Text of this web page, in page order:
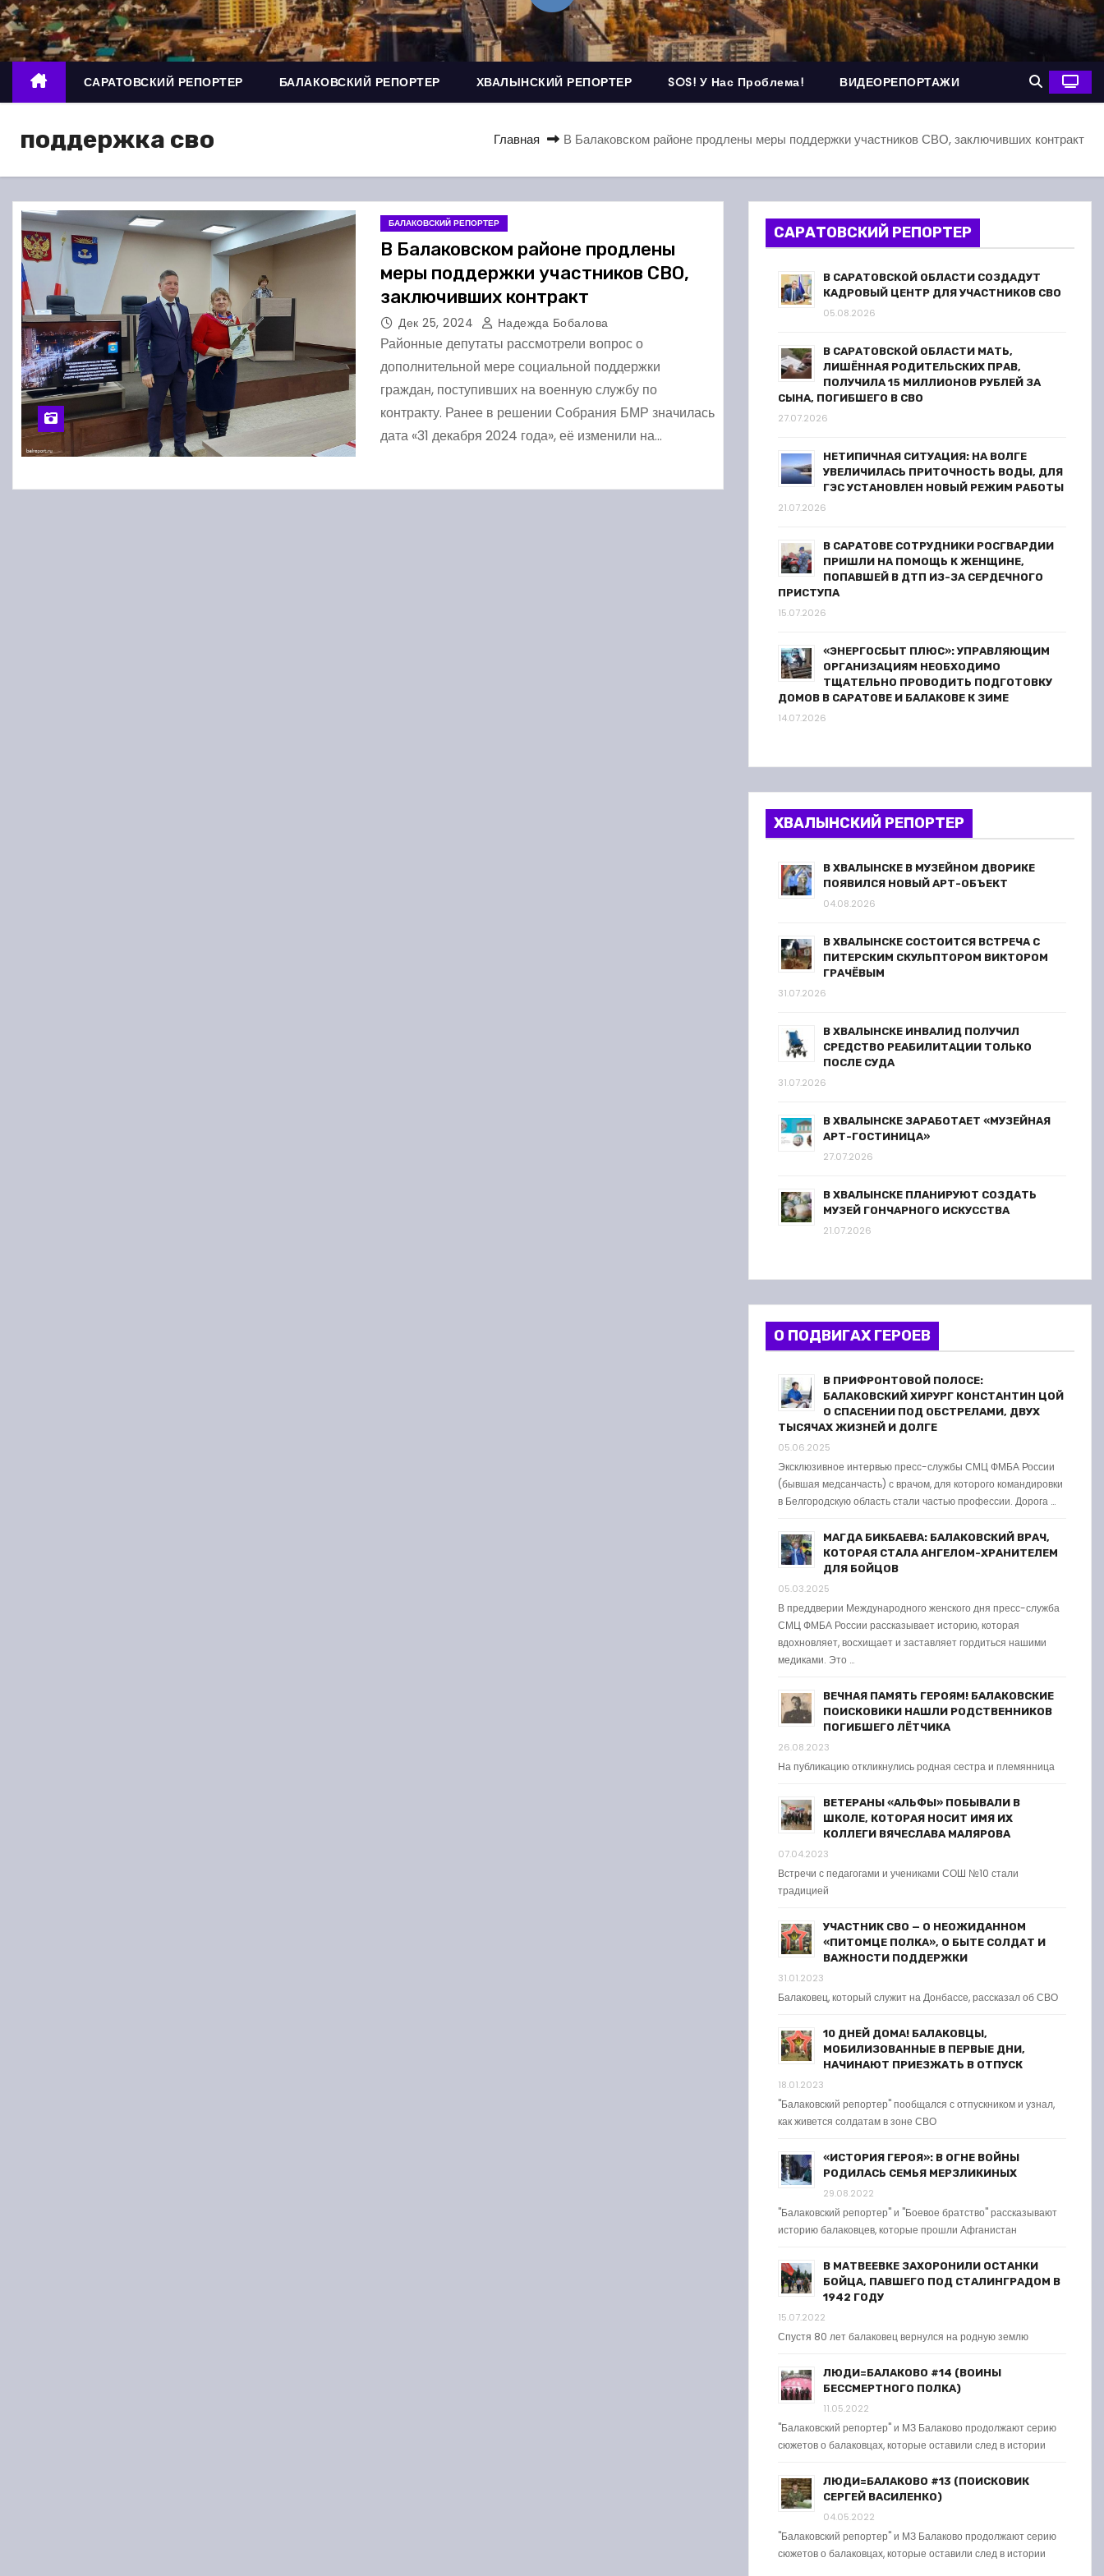
о
м
у
САРАТОВСКИЙ РЕПОРТЕР БАЛАКОВСКИЙ РЕПОРТЕР ХВАЛЫНСКИЙ РЕПОРТЕР SOS! У Нас Проблема! ВИДЕОРЕПОРТАЖИ
поддержка сво Главная В Балаковском районе продлены меры поддержки участников СВО, заключивших контракт
БАЛАКОВСКИЙ РЕПОРТЕР
В Балаковском районе продлены
меры поддержки участников СВО,
заключивших контракт
Дек 25, 2024 Надежда Бобалова
Районные депутаты рассмотрели вопрос о
дополнительной мере социальной поддержки
граждан, поступивших на военную службу по
контракту. Ранее в решении Собрания БМР значилась
дата «31 декабря 2024 года», её изменили на…
САРАТОВСКИЙ РЕПОРТЕР
В САРАТОВСКОЙ ОБЛАСТИ СОЗДАДУТ
КАДРОВЫЙ ЦЕНТР ДЛЯ УЧАСТНИКОВ СВО
05.08.2026
В САРАТОВСКОЙ ОБЛАСТИ МАТЬ,
ЛИШЁННАЯ РОДИТЕЛЬСКИХ ПРАВ,
ПОЛУЧИЛА 15 МИЛЛИОНОВ РУБЛЕЙ ЗА
СЫНА, ПОГИБШЕГО В СВО
27.07.2026
НЕТИПИЧНАЯ СИТУАЦИЯ: НА ВОЛГЕ
УВЕЛИЧИЛАСЬ ПРИТОЧНОСТЬ ВОДЫ, ДЛЯ
ГЭС УСТАНОВЛЕН НОВЫЙ РЕЖИМ РАБОТЫ
21.07.2026
В САРАТОВЕ СОТРУДНИКИ РОСГВАРДИИ
ПРИШЛИ НА ПОМОЩЬ К ЖЕНЩИНЕ,
ПОПАВШЕЙ В ДТП ИЗ-ЗА СЕРДЕЧНОГО
ПРИСТУПА
15.07.2026
«ЭНЕРГОСБЫТ ПЛЮС»: УПРАВЛЯЮЩИМ
ОРГАНИЗАЦИЯМ НЕОБХОДИМО
ТЩАТЕЛЬНО ПРОВОДИТЬ ПОДГОТОВКУ
ДОМОВ В САРАТОВЕ И БАЛАКОВЕ К ЗИМЕ
14.07.2026
ХВАЛЫНСКИЙ РЕПОРТЕР
В ХВАЛЫНСКЕ В МУЗЕЙНОМ ДВОРИКЕ
ПОЯВИЛСЯ НОВЫЙ АРТ-ОБЪЕКТ
04.08.2026
В ХВАЛЫНСКЕ СОСТОИТСЯ ВСТРЕЧА С
ПИТЕРСКИМ СКУЛЬПТОРОМ ВИКТОРОМ
ГРАЧЁВЫМ
31.07.2026
В ХВАЛЫНСКЕ ИНВАЛИД ПОЛУЧИЛ
СРЕДСТВО РЕАБИЛИТАЦИИ ТОЛЬКО
ПОСЛЕ СУДА
31.07.2026
В ХВАЛЫНСКЕ ЗАРАБОТАЕТ «МУЗЕЙНАЯ
АРТ-ГОСТИНИЦА»
27.07.2026
В ХВАЛЫНСКЕ ПЛАНИРУЮТ СОЗДАТЬ
МУЗЕЙ ГОНЧАРНОГО ИСКУССТВА
21.07.2026
О ПОДВИГАХ ГЕРОЕВ
В ПРИФРОНТОВОЙ ПОЛОСЕ:
БАЛАКОВСКИЙ ХИРУРГ КОНСТАНТИН ЦОЙ
О СПАСЕНИИ ПОД ОБСТРЕЛАМИ, ДВУХ
ТЫСЯЧАХ ЖИЗНЕЙ И ДОЛГЕ
05.06.2025
Эксклюзивное интервью пресс-службы СМЦ ФМБА России
(бывшая медсанчасть) с врачом, для которого командировки
в Белгородскую область стали частью профессии. Дорога …
МАГДА БИКБАЕВА: БАЛАКОВСКИЙ ВРАЧ,
КОТОРАЯ СТАЛА АНГЕЛОМ-ХРАНИТЕЛЕМ
ДЛЯ БОЙЦОВ
05.03.2025
В преддверии Международного женского дня пресс-служба
СМЦ ФМБА России рассказывает историю, которая
вдохновляет, восхищает и заставляет гордиться нашими
медиками. Это …
ВЕЧНАЯ ПАМЯТЬ ГЕРОЯМ! БАЛАКОВСКИЕ
ПОИСКОВИКИ НАШЛИ РОДСТВЕННИКОВ
ПОГИБШЕГО ЛЁТЧИКА
26.08.2023
На публикацию откликнулись родная сестра и племянница
ВЕТЕРАНЫ «АЛЬФЫ» ПОБЫВАЛИ В
ШКОЛЕ, КОТОРАЯ НОСИТ ИМЯ ИХ
КОЛЛЕГИ ВЯЧЕСЛАВА МАЛЯРОВА
07.04.2023
Встречи с педагогами и учениками СОШ №10 стали
традицией
УЧАСТНИК СВО — О НЕОЖИДАННОМ
«ПИТОМЦЕ ПОЛКА», О БЫТЕ СОЛДАТ И
ВАЖНОСТИ ПОДДЕРЖКИ
31.01.2023
Балаковец, который служит на Донбассе, рассказал об СВО
10 ДНЕЙ ДОМА! БАЛАКОВЦЫ,
МОБИЛИЗОВАННЫЕ В ПЕРВЫЕ ДНИ,
НАЧИНАЮТ ПРИЕЗЖАТЬ В ОТПУСК
18.01.2023
"Балаковский репортер" пообщался с отпускником и узнал,
как живется солдатам в зоне СВО
«ИСТОРИЯ ГЕРОЯ»: В ОГНЕ ВОЙНЫ
РОДИЛАСЬ СЕМЬЯ МЕРЗЛИКИНЫХ
29.08.2022
"Балаковский репортер" и "Боевое братство" рассказывают
историю балаковцев, которые прошли Афганистан
В МАТВЕЕВКЕ ЗАХОРОНИЛИ ОСТАНКИ
БОЙЦА, ПАВШЕГО ПОД СТАЛИНГРАДОМ В
1942 ГОДУ
15.07.2022
Спустя 80 лет балаковец вернулся на родную землю
ЛЮДИ=БАЛАКОВО #14 (ВОИНЫ
БЕССМЕРТНОГО ПОЛКА)
11.05.2022
"Балаковский репортер" и МЗ Балаково продолжают серию
сюжетов о балаковцах, которые оставили след в истории
ЛЮДИ=БАЛАКОВО #13 (ПОИСКОВИК
СЕРГЕЙ ВАСИЛЕНКО)
04.05.2022
"Балаковский репортер" и МЗ Балаково продолжают серию
сюжетов о балаковцах, которые оставили след в истории